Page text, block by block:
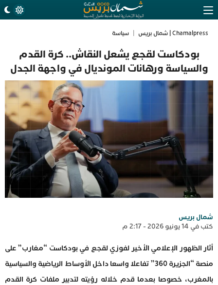
Chamalpress | شمال بريس سياسة
بودكاست لقجع يشعل النقاش.. كرة القدم
والسياسة ورهانات المونديال في واجهة الجدل
شمال بريس
كتب في 14 يونيو 2026 - 2:17 م
أثار الظهور الإعلامي الأخير لفوزي لقجع في بودكاست “مغارب” على
منصة “الجزيرة 360” تفاعلا واسعا داخل الأوساط الرياضية والسياسية
بالمغرب، خصوصا بعدما قدم خلاله رؤيته لتدبير ملفات كرة القدم